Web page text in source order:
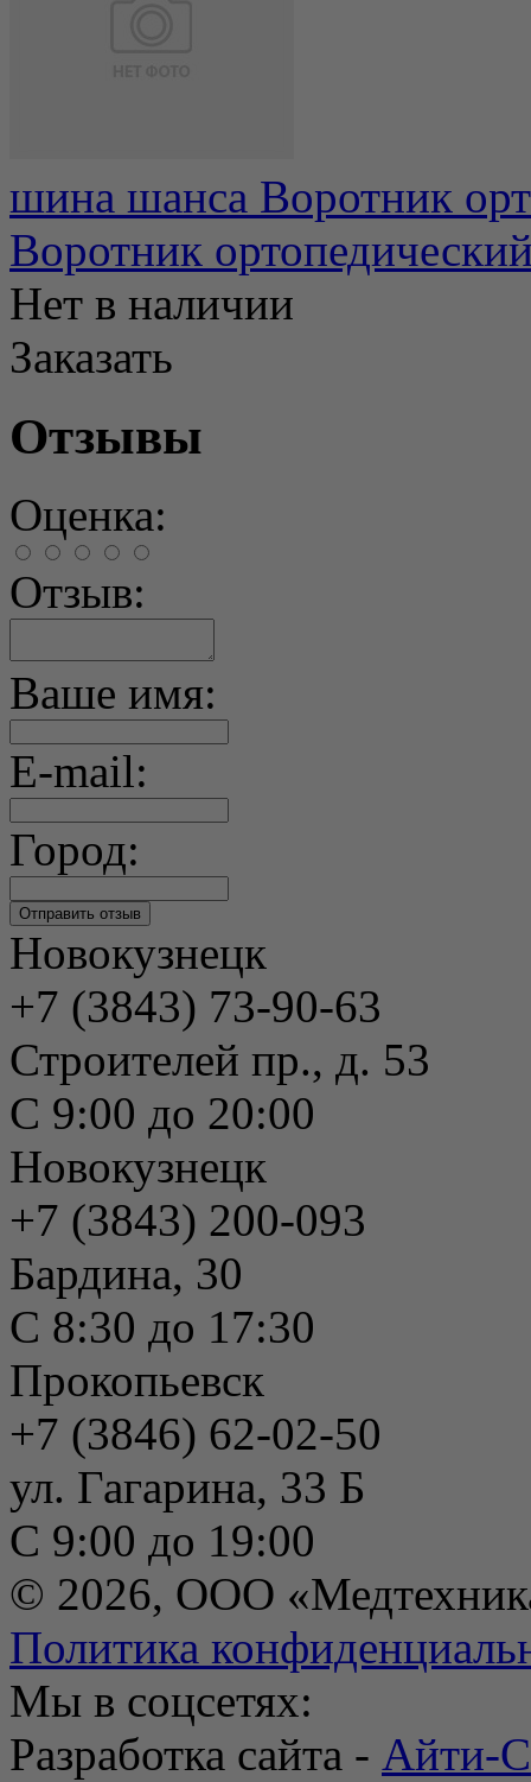
шина шанса Воротник
Воротник
Нет в наличии
Заказать
Отзывы
Оценка:
Отзыв:
Ваше имя:
E-mail:
Город:
Новокузнецк
+7 (3843) 73-90-63
Строителей пр., д. 53
С 9:00 до 20:00
Новокузнецк
+7 (3843) 200-093
Бардина, 30
С 8:30 до 17:30
Прокопьевск
+7 (3846) 62-02-50
ул. Гагарина, 33 Б
С 9:00 до 19:00
© 2026, ООО
Политика
Мы в соцсетях:
Разработка сайта - Айти-